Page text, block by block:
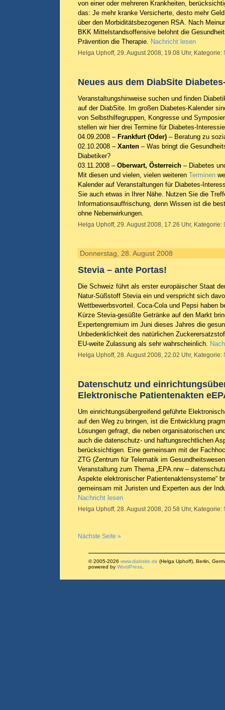
von einer oder mehreren Krankheiten,
das: Je mehr kranke Versicherte, desto mehr
über den Morbiditätsbezogenen RSA. Nach
BKK Mittelstandsoffensive belohnt die
Prävention die Therapie. Nachricht lesen
Helga Uphoff, 29. August 2008, 19.08 Uhr, Kategorie:
Neues aus dem DiabSite
Veranstaltungshinweise suchen und finden
auf der DiabSite. Im großen Diabetes-Kalender
von Selbsthilfegruppen, Kongresse und
stellen wir hier drei Termine für Diabetes-
04.09.2008 – Frankfurt (Oder) – Beratung zu
02.10.2008 – Xanten – Was bringt die
Diabetiker?
03.11.2008 – Oberwart, Österreich – Diabetes
Mit diesen und vielen, vielen weiteren Terminen
Kalender auf Veranstaltungen für Diabetes-
Sie auch etwas in Ihrer Nähe. Nutzen Sie die
Informationsauffrischung, denn Wissen ist die
ohne Nebenwirkungen.
Helga Uphoff, 29. August 2008, 17.26 Uhr, Kategorie:
Donnerstag, 28. August 2008
Stevia – ante Portas!
Die Schweiz führt als erster europäischer Staat
Natur-Süßstoff Stevia ein und verspricht sich
Wettbewerbsvorteil. Coca-Cola und Pepsi haben
Kürze Stevia-gesüßte Getränke auf den Markt
Expertengremium im Juni dieses Jahres die
Unbedenklichkeit des natürlichen
EU-weite Zulassung als sehr wahrscheinlich.
Helga Uphoff, 28. August 2008, 22.02 Uhr, Kategorie:
Datenschutz und
Elektronische Patientenakten
Um einrichtungsübergreifend geführte
auf den Weg zu bringen, ist die Entwicklung
Lösungen gefragt, die neben organisatorischen
auch die datenschutz- und haftungsrechtlichen
berücksichtigen. Eine gemeinsam mit der
ZTG (Zentrum für Telematik im
Veranstaltung zum Thema „EPA.nrw –
Aspekte elektronischer Patientenaktensysteme“
gemeinsam mit Juristen und Experten aus der
Nachricht lesen
Helga Uphoff, 28. August 2008, 20.58 Uhr, Kategorie:
Nächste Seite »
© 2005-2026 www.diabsite.de (Helga Uphoff), Berlin,
powered by WordPress.